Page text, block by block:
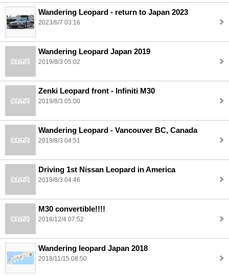
Wandering Leopard - return to Japan 2023
2023/6/7 03:16
Wandering Leopard Japan 2019
2019/8/3 05:02
Zenki Leopard front - Infiniti M30
2019/8/3 05:00
Wandering Leopard - Vancouver BC, Canada
2019/8/3 04:51
Driving 1st Nissan Leopard in America
2019/8/3 04:46
M30 convertible!!!!
2018/12/4 07:52
Wandering leopard Japan 2018
2018/11/15 08:50